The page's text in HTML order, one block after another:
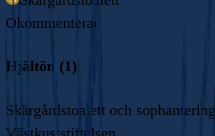
Okommenterad
Hjältön (1)
Skärgårdstoalett och sophantering